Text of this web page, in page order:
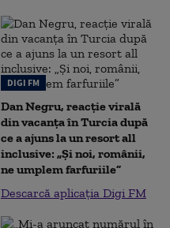
DIGI FM
Dan Negru, reacție virală
din vacanța în Turcia după
ce a ajuns la un resort all
inclusive: „Și noi, românii,
ne umplem farfuriile”
Descarcă aplicația Digi FM